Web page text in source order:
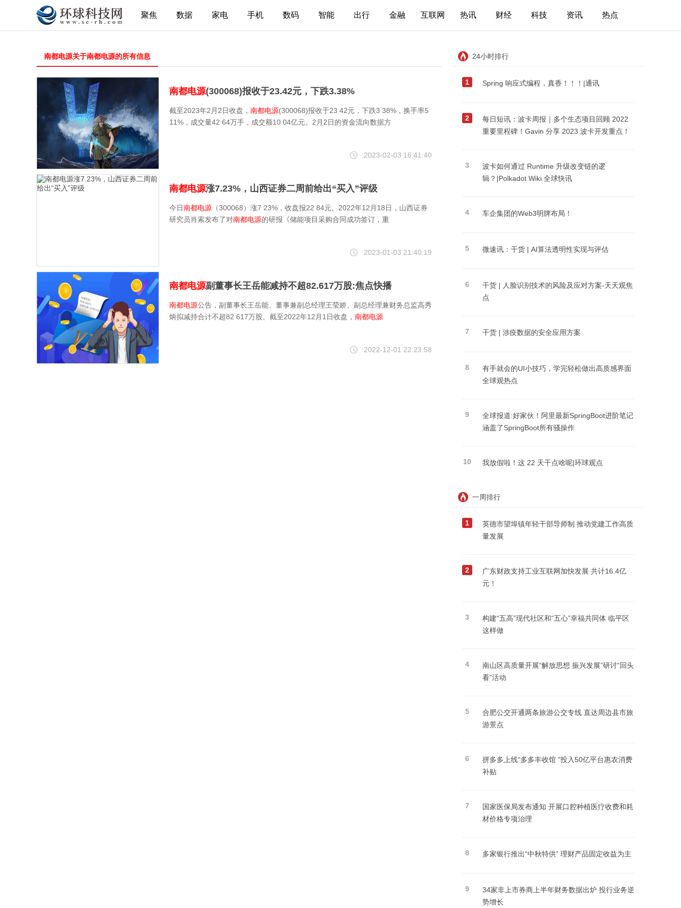
聚焦 数据 家电 手机 数码 智能 出行 金融 互联网 热讯 财经 科技 资讯 热点
南都电源关于南都电源的所有信息
南都电源(300068)报收于23.42元，下跌3.38%
截至2023年2月2日收盘， 南都电源(300068)报收于23 42元，下跌3 38%，换手率5
11%，成交量42 64万手，成交额10 04亿元。2月2日的资金流向数据方
2023-02-03 16:41:40
南都电源涨7.23%，山西证券二周前给出“买入”评级
今日南都电源 （300068）涨7 23%，收盘报22 84元。2022年12月18日，山西证券
研究员肖索发布了对南都电源的研报《储能项目采购合同成功签订，重
2023-01-03 21:40:19
南都电源副董事长王岳能减持不超82.617万股:焦点快播
南都电源公告，副董事长王岳能、董事兼副总经理王莹娇、副总经理兼财务总监高秀
炳拟减持合计不超82 617万股。截至2022年12月1日收盘， 南都电源
2022-12-01 22:23:58
24小时排行
1 Spring 响应式编程，真香！！！|通讯
2
每日短讯：波卡周报｜多个生态项目回顾 2022
重要里程碑！Gavin 分享 2023 波卡开发重点！
3
波卡如何通过 Runtime 升级改变链的逻
辑？|Polkadot Wiki 全球快讯
4 车企集团的Web3明牌布局！
5 微速讯：干货 | AI算法透明性实现与评估
6
干货 | 人脸识别技术的风险及应对方案-天天观焦
点
7 干货 | 涉疫数据的安全应用方案
8
有手就会的UI小技巧，学完轻松做出高质感界面
全球观热点
9
全球报道:好家伙！阿里最新SpringBoot进阶笔记
涵盖了SpringBoot所有骚操作
10 我放假啦！这 22 天干点啥呢|环球观点
一周排行
1
英德市望埠镇年轻干部导师制 推动党建工作高质
量发展
2
广东财政支持工业互联网加快发展 共计16.4亿
元！
3
构建“五高”现代社区和“五心”幸福共同体 临平区
这样做
4
南山区高质量开展“解放思想 振兴发展”研讨“回头
看”活动
5
合肥公交开通两条旅游公交专线 直达周边县市旅
游景点
6
拼多多上线“多多丰收馆 ”投入50亿平台惠农消费
补贴
7
国家医保局发布通知 开展口腔种植医疗收费和耗
材价格专项治理
8 多家银行推出“中秋特供” 理财产品固定收益为主
9
34家非上市券商上半年财务数据出炉 投行业务逆
势增长